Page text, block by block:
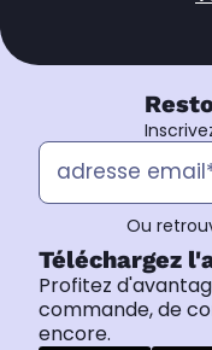
Ou
Téléchargez
Profitez
commande, de
encore.